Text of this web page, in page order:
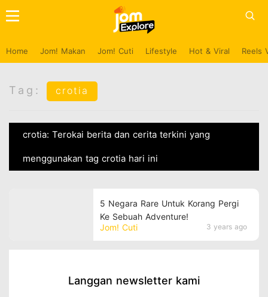
Home Jom! Makan Jom! Cuti Lifestyle Hot & Viral Reels
Tag: crotia
crotia: Terokai berita dan cerita terkini yang
menggunakan tag crotia hari ini
Jom! Cuti 3 years ago
5 Negara Rare Untuk Korang Pergi
Ke Sebuah Adventure!
Langgan newsletter kami